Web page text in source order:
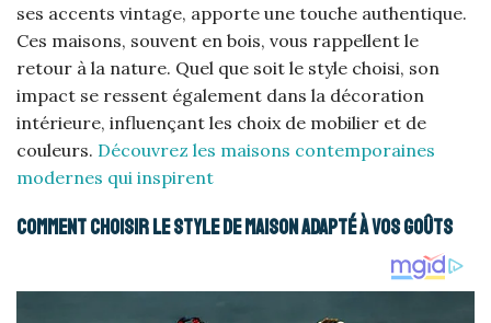
ses accents vintage, apporte une touche authentique.
Ces maisons, souvent en bois, vous rappellent le
retour à la nature. Quel que soit le style choisi, son
impact se ressent également dans la décoration
intérieure, influençant les choix de mobilier et de
couleurs. Découvrez les maisons contemporaines
modernes qui inspirent
Comment choisir le style de maison adapté à vos goûts